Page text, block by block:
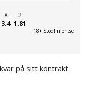
X
3.4
2
1.81
18+ Stödlinjen.se
på sitt kontrakt